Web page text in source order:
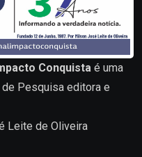
Conquista é uma
Pesquisa editora e
Leite de Oliveira